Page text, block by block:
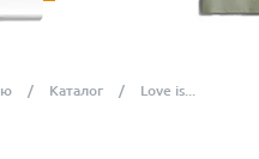
Каталог Love is...